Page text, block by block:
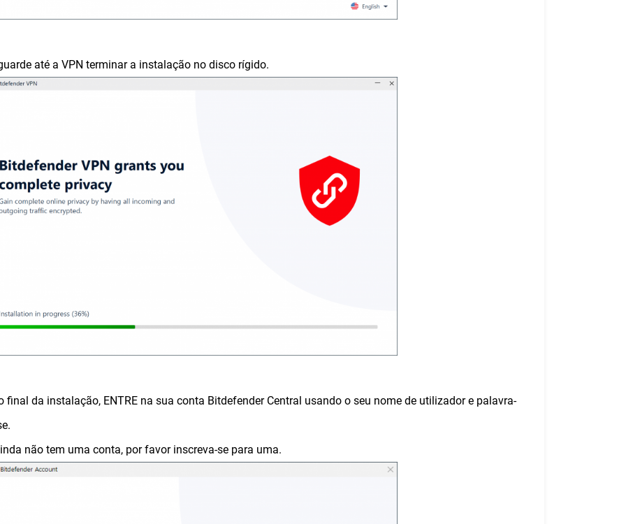
até a VPN terminar a instalação no disco rígido.
final da instalação, ENTRE na sua conta Bitdefender Central usando o seu nome de utilizador e palavra-
não tem uma conta, por favor inscreva-se para uma.